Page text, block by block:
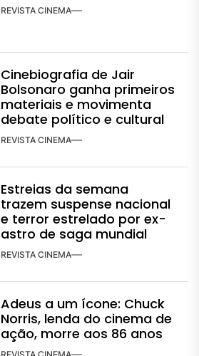
REVISTA CINEMA
Cinebiografia de Jair
Bolsonaro ganha primeiros
materiais e movimenta
debate político e cultural
REVISTA CINEMA
Estreias da semana
trazem suspense nacional
e terror estrelado por ex-
astro de saga mundial
REVISTA CINEMA
Adeus a um ícone: Chuck
Norris, lenda do cinema de
ação, morre aos 86 anos